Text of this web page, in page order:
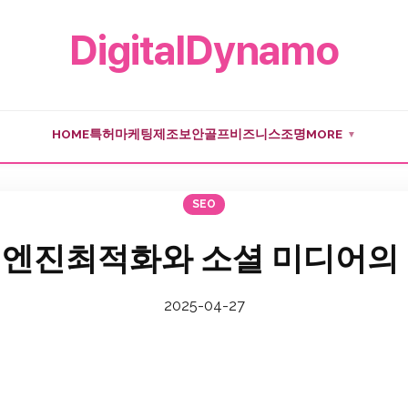
DigitalDynamo
HOME특허 마케팅제조보안골프비즈니스조명MORE ▼
SEO
진최적화와 소셜 미디어의
2025-04-27